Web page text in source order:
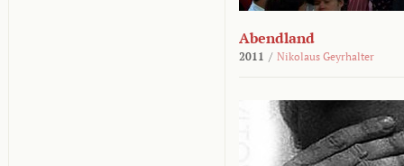
Abendland
2011 / Nikolaus Geyrhalter